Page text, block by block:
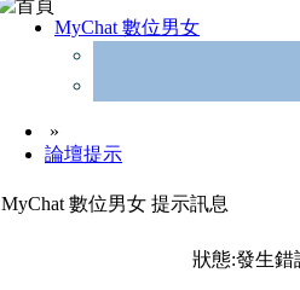
MyChat 數位男女
»
論壇提示
MyChat 數位男女 提示訊息
狀態:發生錯